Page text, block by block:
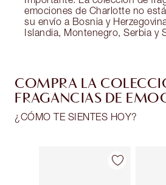
emociones de Charlotte no
su envío a Bosnia y
Islandia, Montenegro, Serbia y
COMPRA LA
FRAGANCIAS DE
¿CÓMO TE SIENTES HOY?
Artículo 1 de 27